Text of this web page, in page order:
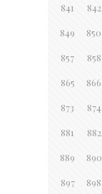
841 842
849 850
857 858
865 866
873 874
881 882
889 890
897 898